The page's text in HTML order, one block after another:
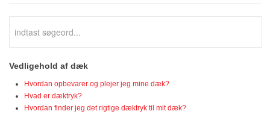
Vedligehold af dæk
Hvordan opbevarer og plejer jeg mine dæk?
Hvad er dæktryk?
Hvordan finder jeg det rigtige dæktryk til mit dæk?